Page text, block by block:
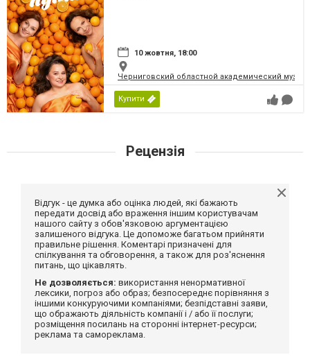
10 жовтня, 18:00
Черниговский областной академический
Купити
Рецензія
Відгук - це думка або оцінка людей, які бажають
передати досвід або враження іншим користувачам
нашого сайту з обов'язковою аргументацією
залишеного відгука. Це допоможе багатьом прийняти
правильне рішення. Коментарі призначені для
спілкування та обговорення, а також для роз'яснення
питань, що цікавлять.
Не дозволяється: використання ненормативної
лексики, погроз або образ; безпосереднє порівняння з
іншими конкуруючими компаніями; безпідставні заяви,
що ображають діяльність компанії і / або її послуги;
розміщення посилань на сторонні інтернет-ресурси;
реклама та самореклама.